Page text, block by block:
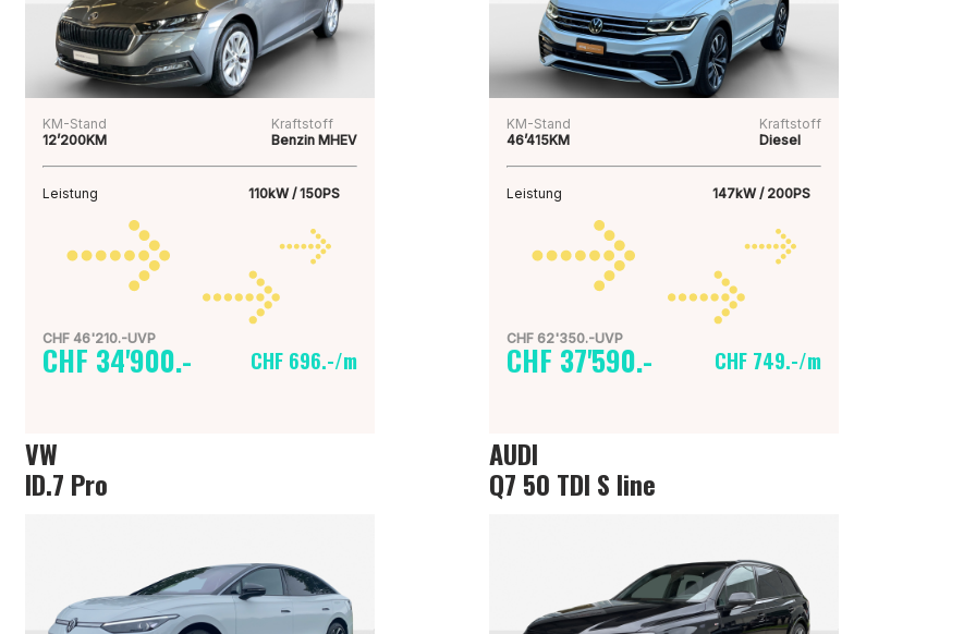
KM-Stand
12’200KM
Kraftstoff
Benzin MHEV
Leistung 110kW / 150PS
CHF 46'210.-UVP
CHF 34'900.- CHF 696.-/m
KM-Stand
46’415KM
Kraftstoff
Diesel
Leistung 147kW / 200PS
CHF 62'350.-UVP
CHF 37'590.- CHF 749.-/m
VW
ID.7 Pro
AUDI
Q7 50 TDI S line